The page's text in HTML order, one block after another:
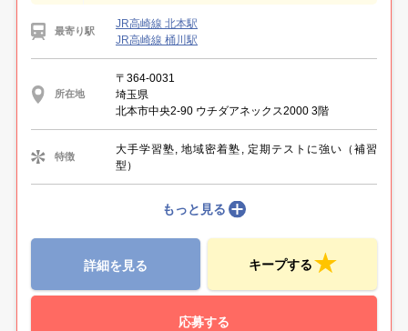
最寄り駅
JR高崎線 北本駅
JR高崎線 桶川駅
所在地
〒364-0031
埼玉県
北本市中央2-90 ウチダアネックス2000 3階
特徴
大手学習塾, 地域密着塾, 定期テストに強い（補習
型）
もっと見る
詳細を見る キープする
応募する